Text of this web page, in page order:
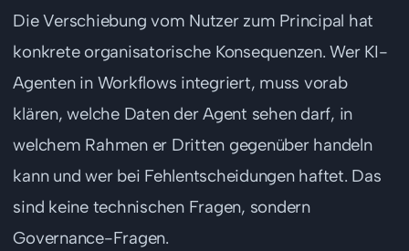
Die Verschiebung vom Nutzer zum Principal hat
konkrete organisatorische Konsequenzen. Wer KI-
Agenten in Workflows integriert, muss vorab
klären, welche Daten der Agent sehen darf, in
welchem Rahmen er Dritten gegenüber handeln
kann und wer bei Fehlentscheidungen haftet. Das
sind keine technischen Fragen, sondern
Governance-Fragen.